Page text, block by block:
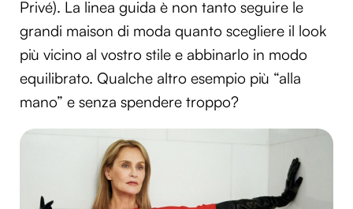
Privé). La linea guida è non tanto seguire le
grandi maison di moda quanto scegliere il look
più vicino al vostro stile e abbinarlo in modo
equilibrato. Qualche altro esempio più “alla
mano” e senza spendere troppo?